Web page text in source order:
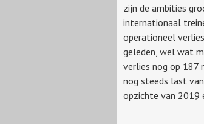
zijn de ambities
internationaal
operationeel
geleden, wel wat
verlies nog op 187
nog steeds last
opzichte van 2019